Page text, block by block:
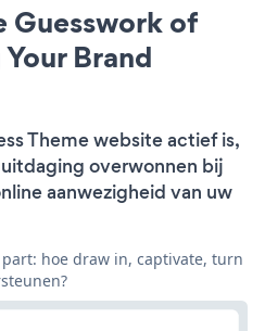
Guesswork of
Brand
Theme website actief is,
overwonnen bij
aanwezigheid van uw
hoe draw in, captivate, turn